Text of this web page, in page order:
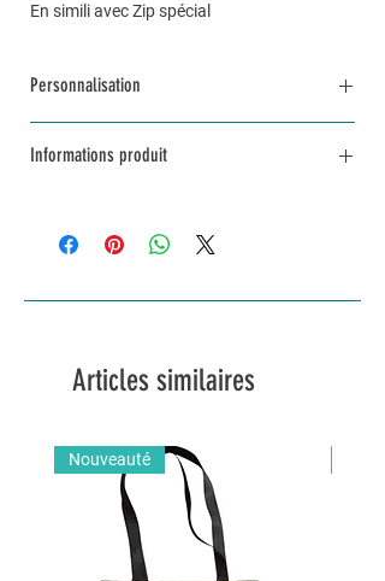
En simili avec Zip spécial
Personnalisation
et sur mesure, n’hésitez pas à me contacter
Informations produit
Possibilité de faire une trousse sur mesure
sur demande
Articles similaires
Nouveauté